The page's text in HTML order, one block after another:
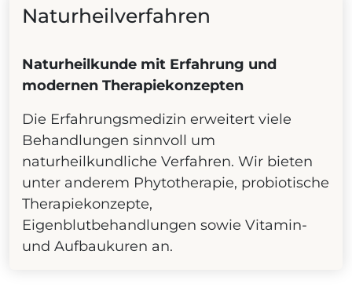
Naturheilverfahren
Naturheilkunde mit Erfahrung und
modernen Therapiekonzepten
Die Erfahrungsmedizin erweitert viele
Behandlungen sinnvoll um
naturheilkundliche Verfahren. Wir bieten
unter anderem Phytotherapie, probiotische
Therapiekonzepte,
Eigenblutbehandlungen sowie Vitamin-
und Aufbaukuren an.